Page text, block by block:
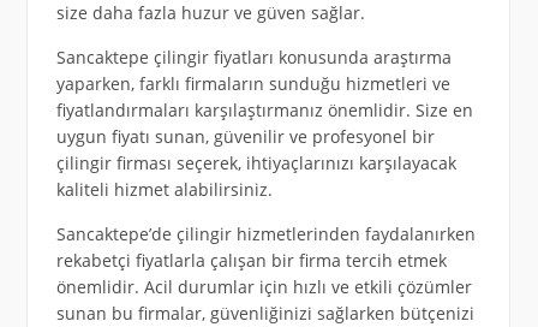
size daha fazla huzur ve güven sağlar.
Sancaktepe çilingir fiyatları konusunda araştırma
yaparken, farklı firmaların sunduğu hizmetleri ve
fiyatlandırmaları karşılaştırmanız önemlidir. Size en
uygun fiyatı sunan, güvenilir ve profesyonel bir
çilingir firması seçerek, ihtiyaçlarınızı karşılayacak
kaliteli hizmet alabilirsiniz.
Sancaktepe’de çilingir hizmetlerinden faydalanırken
rekabetçi fiyatlarla çalışan bir firma tercih etmek
önemlidir. Acil durumlar için hızlı ve etkili çözümler
sunan bu firmalar, güvenliğinizi sağlarken bütçenizi